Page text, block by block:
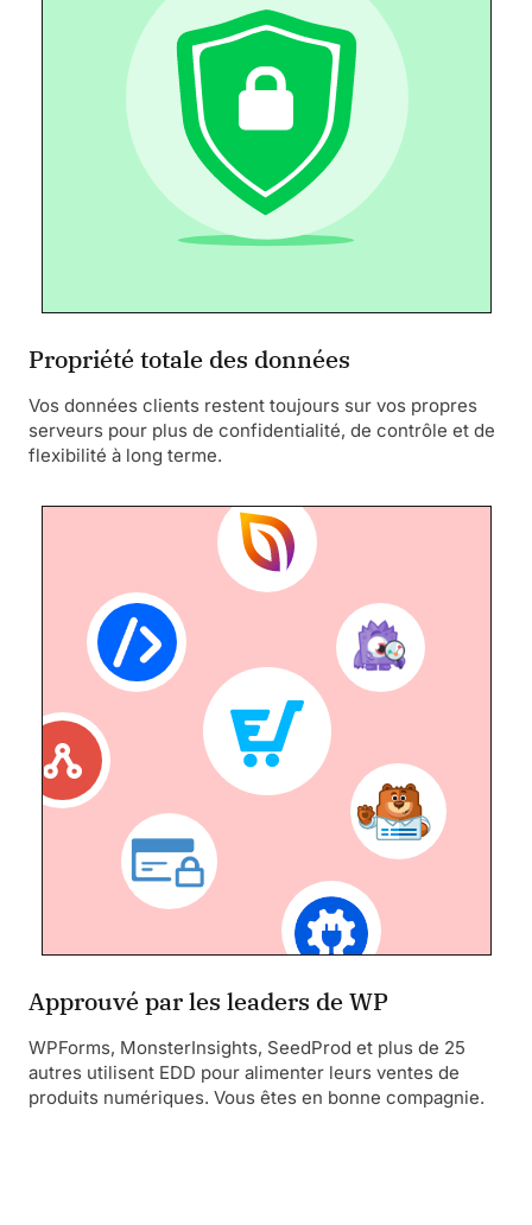
Propriété totale des données
Vos données clients restent toujours sur vos propres
serveurs pour plus de confidentialité, de contrôle et de
flexibilité à long terme.
Approuvé par les leaders de WP
WPForms, MonsterInsights, SeedProd et plus de 25
autres utilisent EDD pour alimenter leurs ventes de
produits numériques. Vous êtes en bonne compagnie.